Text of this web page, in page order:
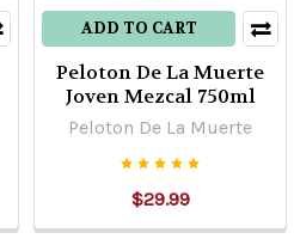
ADD TO CART
Peloton De La Muerte
Joven Mezcal 750ml
Peloton De La Muerte
$29.99